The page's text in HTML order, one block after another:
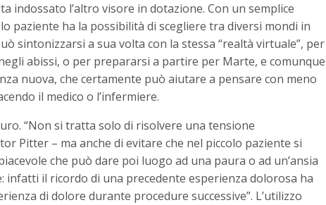
indossato l’altro visore in dotazione. Con un semplice
paziente ha la possibilità di scegliere tra diversi mondi in
sintonizzarsi a sua volta con la stessa “realtà virtuale”, per
abissi, o per prepararsi a partire per Marte, e comunque
nuova, che certamente può aiutare a pensare con meno
il medico o l’infermiere.
“Non si tratta solo di risolvere una tensione
Pitter – ma anche di evitare che nel piccolo paziente si
che può dare poi luogo ad una paura o ad un’ansia
infatti il ricordo di una precedente esperienza dolorosa ha
di dolore durante procedure successive”. L’utilizzo